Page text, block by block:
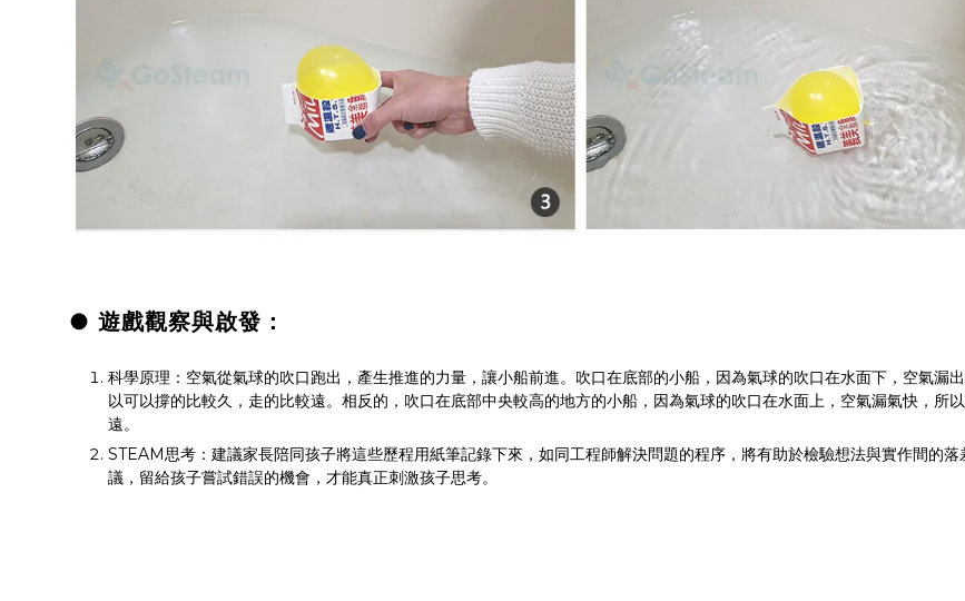
● 遊戲觀察與啟發：
科學原理：空氣從氣球的吹口跑出，產生推進的力量，讓小船前進。吹口在底部的小船，因為氣球的吹口在水面下，空氣漏
以可以撐的比較久，走的比較遠。相反的，吹口在底部中央較高的地方的小船，因為氣球的吹口在水面上，空氣漏氣快，所
遠。
STEAM思考：建議家長陪同孩子將這些歷程用紙筆記錄下來，如同工程師解決問題的程序，將有助於檢驗想法與實作間的落
議，留給孩子嘗試錯誤的機會，才能真正刺激孩子思考。